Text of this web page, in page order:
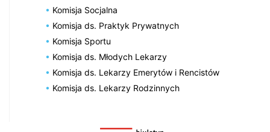
Komisja Socjalna
Komisja ds. Praktyk Prywatnych
Komisja Sportu
Komisja ds. Młodych Lekarzy
Komisja ds. Lekarzy Emerytów i Rencistów
Komisja ds. Lekarzy Rodzinnych